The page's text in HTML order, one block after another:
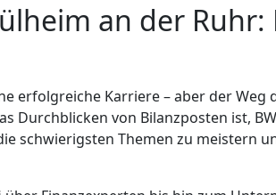
an der Ruhr:
erfolgreiche Karriere – aber der Weg
Durchblicken von Bilanzposten ist,
schwierigsten Themen zu meistern